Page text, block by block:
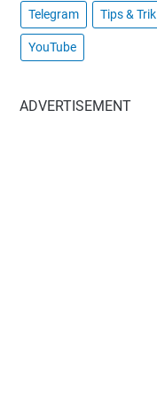
Telegram Tips & Trik
YouTube
ADVERTISEMENT